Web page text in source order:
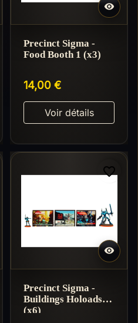

Precinct Sigma -
Food Booth 1 (x3)
14,00 €
Voir détails

favorite_border
Precinct Sigma -
Buildings Holoads
(x6)